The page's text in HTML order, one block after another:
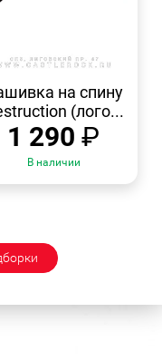
ПРОСМОТР
на спину
(лого...
1 290 ₽
В наличии